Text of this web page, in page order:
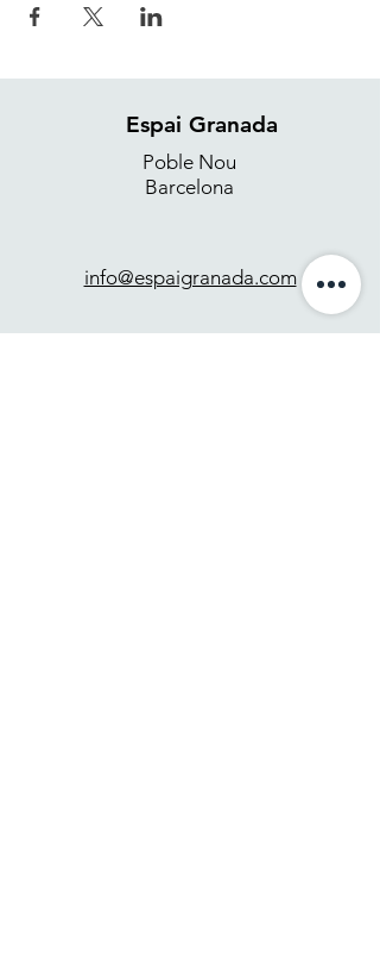
Espai Granada
Poble Nou
Barcelona
info@espaigranada.com